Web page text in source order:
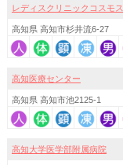
レディスクリニックコスモス
高知県 高知市杉井流6-27
高知医療センター
高知県 高知市池2125-1
高知大学医学部附属病院